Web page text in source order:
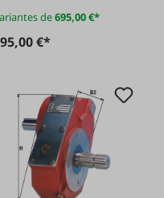
de695,00 €*
€*